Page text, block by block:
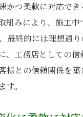
かつ柔軟に対応で
組みにより、施工
最終的には理想通
、工務店としての
様との信頼関係を築
。